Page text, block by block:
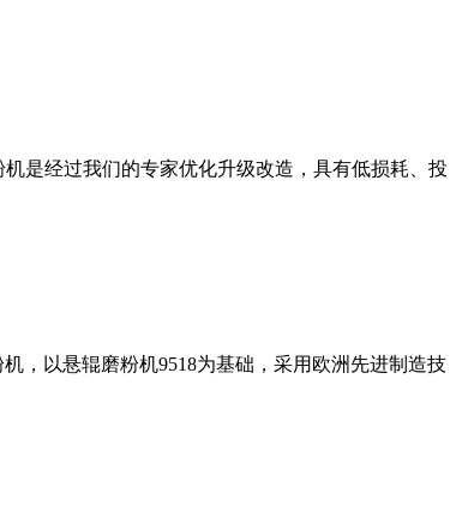
是经过我们的专家优化升级改造，具有低损耗、投
，以悬辊磨粉机9518为基础，采用欧洲先进制造技